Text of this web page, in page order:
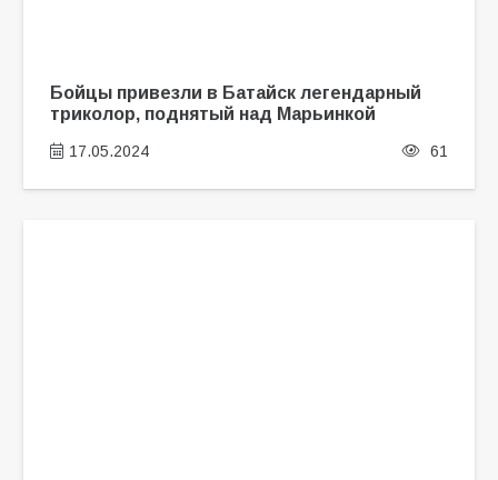
Бойцы привезли в Батайск легендарный
триколор, поднятый над Марьинкой
17.05.2024 61